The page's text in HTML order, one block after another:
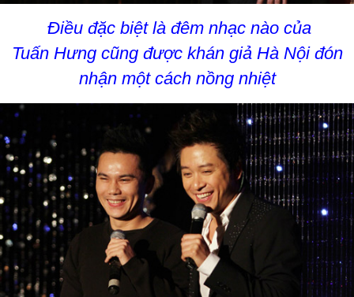
Điều đặc biệt là đêm nhạc nào của
Tuấn Hưng cũng được khán giả Hà Nội đón
nhận một cách nồng nhiệt